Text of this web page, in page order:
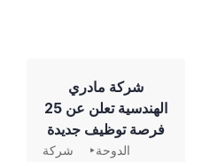
شركة مادري
الهندسية تعلن عن 25
فرصة توظيف جديدة
الدوحة
شركة